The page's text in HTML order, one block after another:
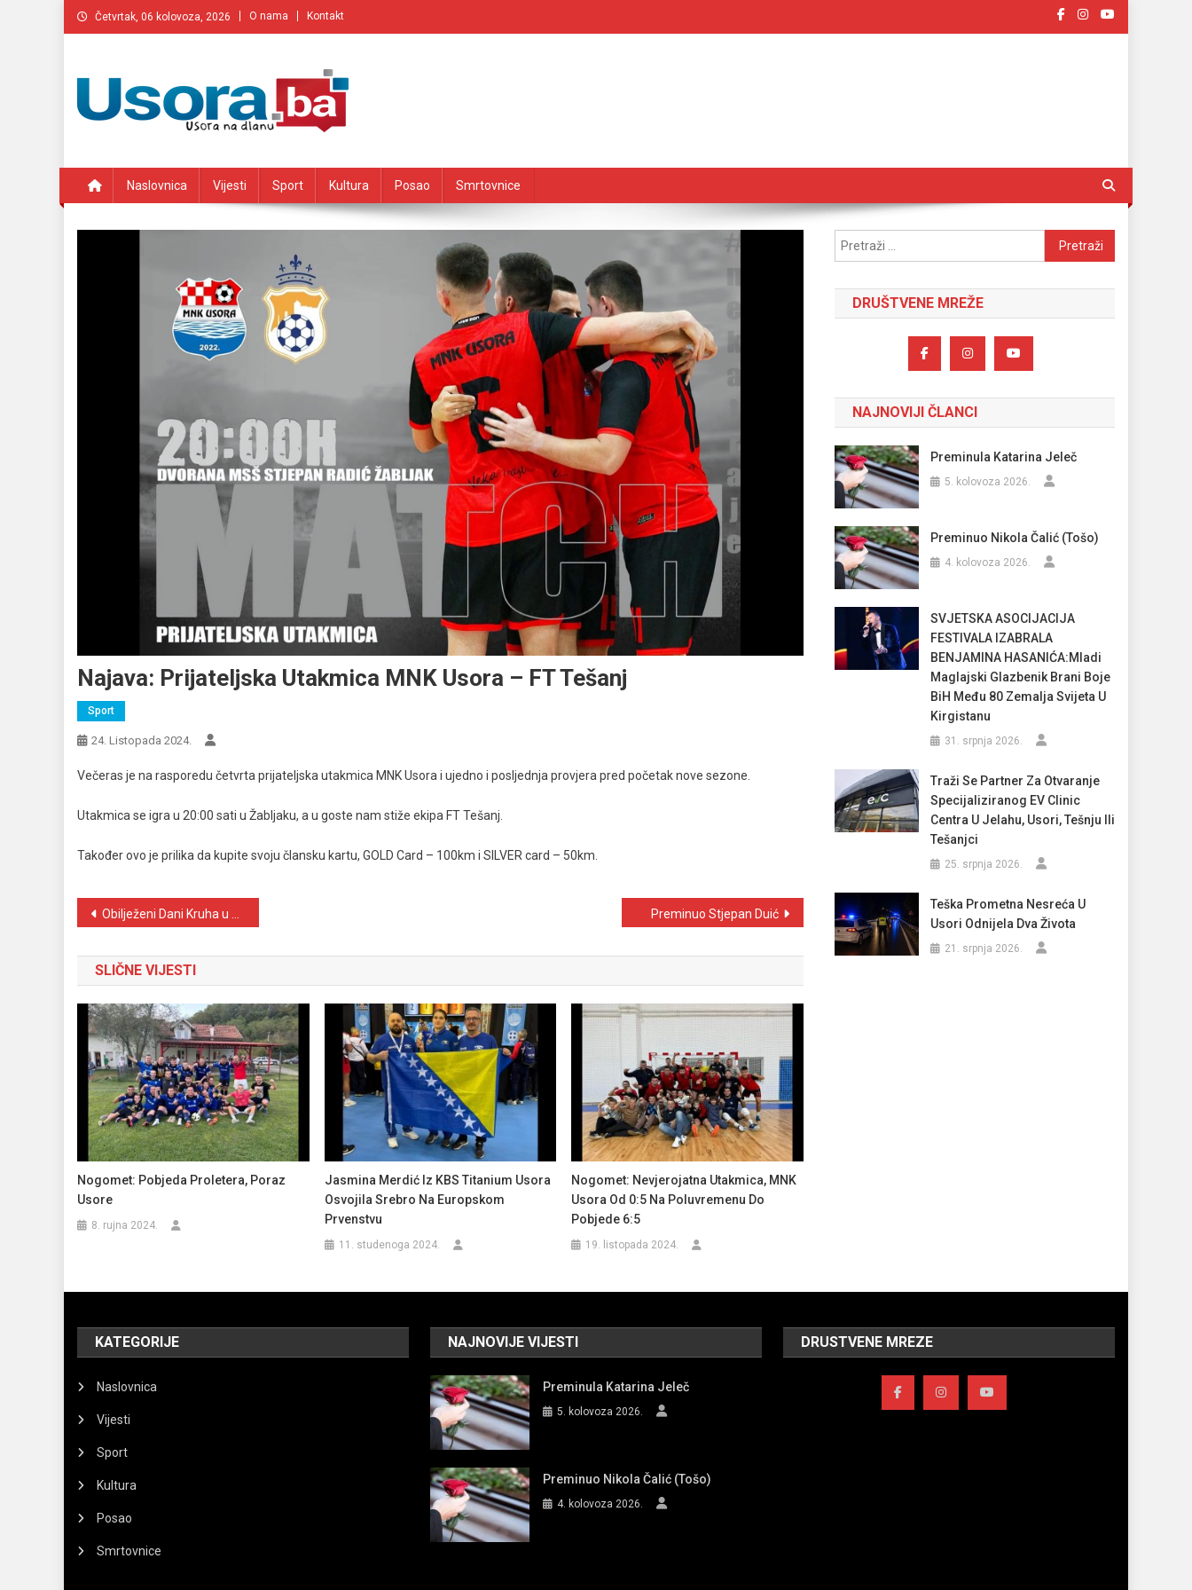
Preskočite
na
Četvrtak, 06 kolovoza, 2026 O nama Kontakt
Naslovnica Vijesti Sport Kultura Posao Smrtovnice
Najava: Prijateljska Utakmica MNK Usora – FT Tešanj
Sport
24. Listopada 2024.
Večeras je na rasporedu četvrta prijateljska utakmica MNK Usora i ujedno i posljednja provjera pred početak nove sezone.
Utakmica se igra u 20:00 sati u Žabljaku, a u goste nam stiže ekipa FT Tešanj.
Također ovo je prilika da kupite svoju člansku kartu, GOLD Card – 100km i SILVER card – 50km.
Navigacija
objava
Obilježeni Dani Kruha u MSŠ Stjepan Radić Preminuo Stjepan Duić
SLIČNE VIJESTI
Nogomet: Pobjeda Proletera, Poraz
Usore
8. rujna 2024.
Jasmina Merdić Iz KBS Titanium Usora
Osvojila Srebro Na Europskom
Prvenstvu
11. studenoga 2024.
Nogomet: Nevjerojatna Utakmica, MNK
Usora Od 0:5 Na Poluvremenu Do
Pobjede 6:5
19. listopada 2024.
Pretraži:
DRUŠTVENE MREŽE
NAJNOVIJI ČLANCI
Preminula Katarina Jeleč
5. kolovoza 2026.
Preminuo Nikola Čalić (Tošo)
4. kolovoza 2026.
SVJETSKA ASOCIJACIJA
FESTIVALA IZABRALA
BENJAMINA HASANIĆA:Mladi
Maglajski Glazbenik Brani Boje
BiH Među 80 Zemalja Svijeta U
Kirgistanu
31. srpnja 2026.
Traži Se Partner Za Otvaranje
Specijaliziranog EV Clinic
Centra U Jelahu, Usori, Tešnju Ili
Tešanjci
25. srpnja 2026.
Teška Prometna Nesreća U
Usori Odnijela Dva Života
21. srpnja 2026.
KATEGORIJE
Naslovnica
Vijesti
Sport
Kultura
Posao
Smrtovnice
NAJNOVIJE VIJESTI
Preminula Katarina Jeleč
5. kolovoza 2026.
Preminuo Nikola Čalić (Tošo)
4. kolovoza 2026.
DRUSTVENE MREZE